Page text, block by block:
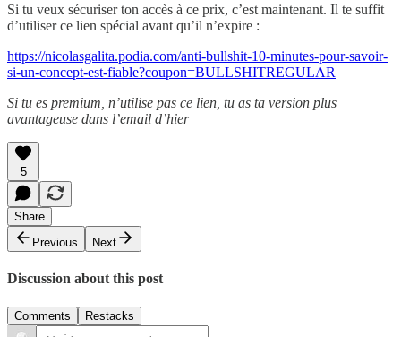
Si tu veux sécuriser ton accès à ce prix, c’est maintenant. Il te suffit
d’utiliser ce lien spécial avant qu’il n’expire :
https://nicolasgalita.podia.com/anti-bullshit-10-minutes-pour-savoir-
si-un-concept-est-fiable?coupon=BULLSHITREGULAR
Si tu es premium, n’utilise pas ce lien, tu as ta version plus
avantageuse dans l’email d’hier
5
Share
Previous
Next
Discussion about this post
Comments Restacks